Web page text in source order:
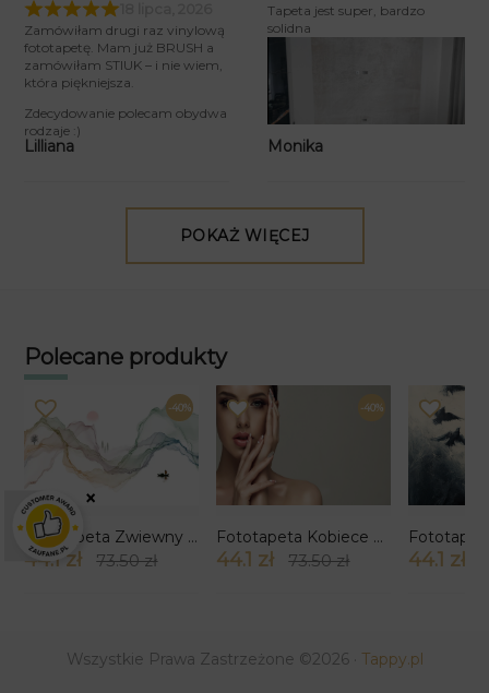
Zamówiłam drugi raz vinylową
fototapetę. Mam już BRUSH a
zamówiłam STIUK – i nie wiem,
która piękniejsza.
Zdecydowanie polecam obydwa
rodzaje :)
Lilliana
Tapeta jest super, bardzo
solidna
Monika
POKAŻ WIĘCEJ
Polecane produkty
-40%
Fototapeta Zwiewny Krajobraz
44.1 zł 73.50 zł
-40%
Fototapeta Kobiece Piękno
44.1 zł 73.50 zł 44.1 zł
Wszystkie Prawa Zastrzeżone ©2026 · Tappy.pl
×